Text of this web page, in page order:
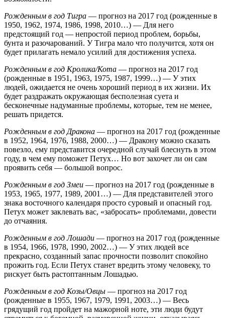
Рожденным в год Тигра — прогноз на 2017 год (рожденные в
1950, 1962, 1974, 1986, 1998, 2010…) — Для него
предстоящий год — непростой период проблем, борьбы,
бунта и разочарований. У Тигра мало что получится, хотя он
будет прилагать немало усилий для достижения успеха.
Рожденным в год Кролика/Кота — прогноз на 2017 год
(рожденные в 1951, 1963, 1975, 1987, 1999…) — У этих
людей, ожидается не очень хороший период в их жизни. Их
будет раздражать окружающая бесполезная суета и
бесконечные надуманные проблемы, которые, тем не менее,
решать придется.
Рожденным в год Дракона — прогноз на 2017 год (рожденные
в 1952, 1964, 1976, 1988, 2000…) — Дракону можно сказать
повезло, ему представится очередной случай блеснуть в этом
году, в чем ему поможет Петух… Но вот захочет ли он сам
проявить себя — большой вопрос.
Рожденным в год Змеи — прогноз на 2017 год (рожденные в
1953, 1965, 1977, 1989, 2001…) — Для представителей этого
знака восточного календаря просто суровый и опасный год.
Петух может заклевать вас, «забросать» проблемами, довести
до отчаяния.
Рожденным в год Лошади — прогноз на 2017 год (рожденные
в 1954, 1966, 1978, 1990, 2002…) — У этих людей все
прекрасно, созданный запас прочности позволит спокойно
прожить год. Если Петух станет вредить этому человеку, то
рискует быть растоптанным Лошадью.
Рожденным в год Козы/Овцы — прогноз на 2017 год
(рожденные в 1955, 1967, 1979, 1991, 2003…) — Весь
грядущий год пройдет на мажорной ноте, эти люди будут